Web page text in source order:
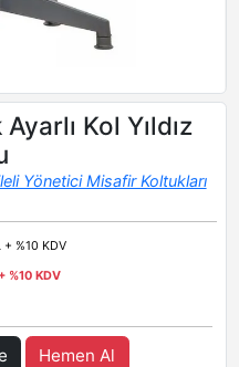
Kol Yıldız
Yönetici Misafir Koltukları
+ %10 KDV
%10 KDV
Hemen Al